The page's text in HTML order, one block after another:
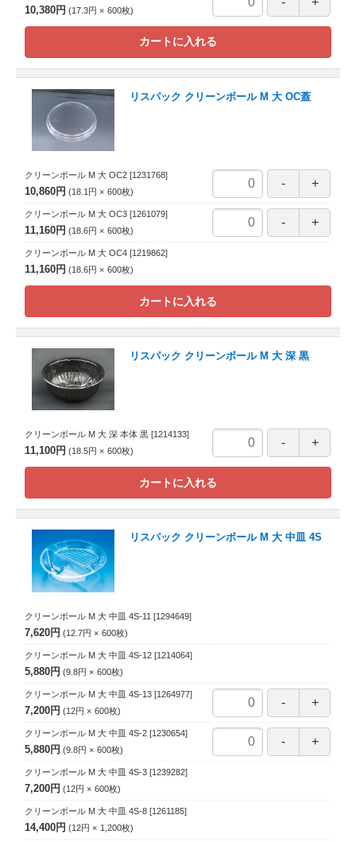
10,380円 17.3円 600枚
カートに入れる
リスパック クリーンボール M 大 OC蓋
クリーンボール M 大 OC2 [1231768]
10,860円 18.1円 600枚
クリーンボール M 大 OC3 [1261079]
11,160円 18.6円 600枚
クリーンボール M 大 OC4 [1219862]
11,160円 18.6円 600枚
カートに入れる
リスパック クリーンボール M 大 深 黒
クリーンボール M 大 深 本体 黒 [1214133]
11,100円 18.5円 600枚
カートに入れる
リスパック クリーンボール M 大 中皿 4S
クリーンボール M 大 中皿 4S-11 [1294649]
7,620円 12.7円 600枚
クリーンボール M 大 中皿 4S-12 [1214064]
5,880円 9.8円 600枚
クリーンボール M 大 中皿 4S-13 [1264977]
7,200円 12円 600枚
クリーンボール M 大 中皿 4S-2 [1230654]
5,880円 9.8円 600枚
クリーンボール M 大 中皿 4S-3 [1239282]
7,200円 12円 600枚
クリーンボール M 大 中皿 4S-8 [1261185]
14,400円 12円 1,200枚